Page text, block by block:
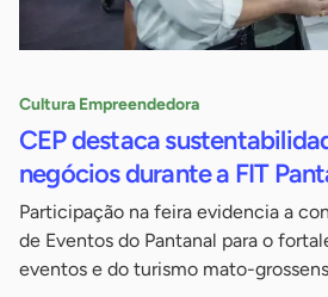
Cultura Empreendedora
CEP destaca
negócios durante a FIT
Participação na feira evidencia a
de Eventos do Pantanal para o
eventos e do turismo mato-